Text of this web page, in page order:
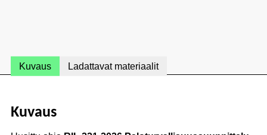
Kuvaus Ladattavat materiaalit
Kuvaus